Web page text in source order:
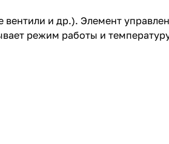
вентили и др.). Элемент
режим работы и